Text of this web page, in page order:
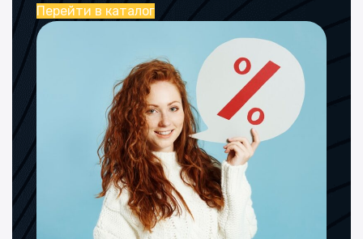
Перейти в каталог